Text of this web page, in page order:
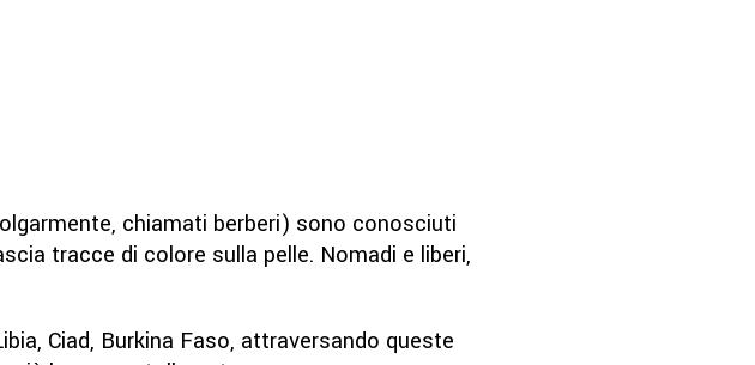
chiamati berberi) sono conosciuti
tracce di colore sulla pelle. Nomadi e liberi,
Ciad, Burkina Faso, attraversando queste